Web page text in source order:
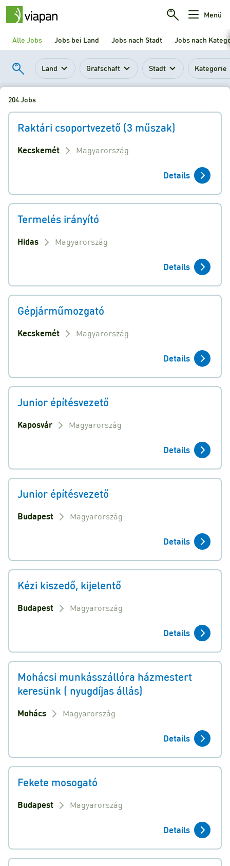
Menü
Alle Jobs Jobs bei Land Jobs nach Stadt Jobs nach
Land Grafschaft Stadt Kategorie
204 Jobs
Raktári csoportvezető (3 műszak)
Kecskemét Magyarország
Details
Termelés irányító
Hidas Magyarország
Details
Gépjárműmozgató
Kecskemét Magyarország
Details
Junior építésvezető
Kaposvár Magyarország
Details
Junior építésvezető
Budapest Magyarország
Details
Kézi kiszedő, kijelentő
Budapest Magyarország
Details
Mohácsi munkásszállóra házmestert
keresünk ( nyugdíjas állás)
Mohács Magyarország
Details
Fekete mosogató
Budapest Magyarország
Details